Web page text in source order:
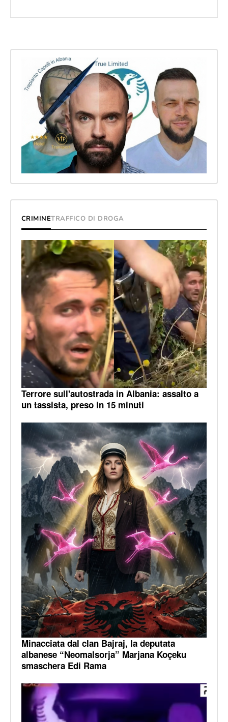
CRIMINETRAFFICO DI DROGA
Terrore sull'autostrada in Albania: assalto a
un tassista, preso in 15 minuti
Minacciata dal clan Bajraj, la deputata
albanese “Neomalsorja” Marjana Koçeku
smaschera Edi Rama